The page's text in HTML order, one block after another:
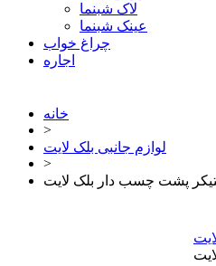
لاک شبنما
عینک شبنما
چراغ خواب
اجاره
خانه
>
لوازم جانبی بلک لایت
>
پشت چسب دار بلک لایت